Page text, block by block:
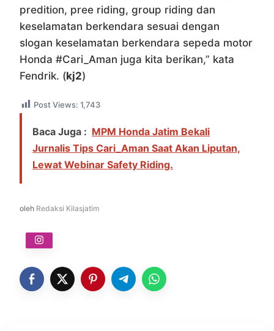
predition, pree riding, group riding dan
keselamatan berkendara sesuai dengan
slogan keselamatan berkendara sepeda motor
Honda #Cari_Aman juga kita berikan,” kata
Fendrik. (kj2)
Post Views: 1,743
Baca Juga : MPM Honda Jatim Bekali
Jurnalis Tips Cari_Aman Saat Akan Liputan,
Lewat Webinar Safety Riding.
oleh Redaksi Kilasjatim